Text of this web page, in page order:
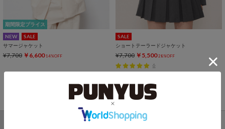
期間限定プライス
NEW
SALE
サマージャケット
¥7,700 ￥6,600 14%OFF
SALE
ショートテーラードジャケット
¥7,700 ￥5,500 28%OFF
6
検索結果
アウター